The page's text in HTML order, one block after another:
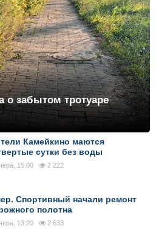
о забытом тротуаре
Камейкино маются
сутки без воды
15:00 2 222
Спортивный начали ремонт
полотна
13:20 2 633